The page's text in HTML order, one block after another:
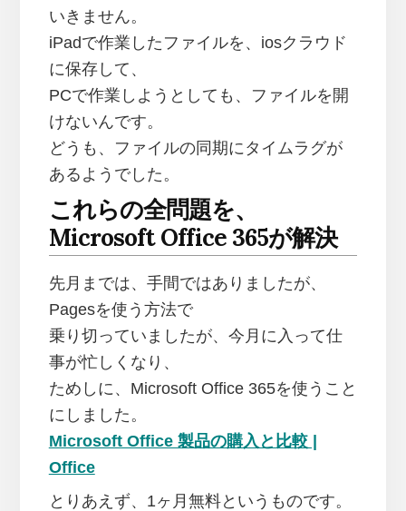
いきません。
iPadで作業したファイルを、iosクラウド
に保存して、
PCで作業しようとしても、ファイルを開
けないんです。
どうも、ファイルの同期にタイムラグが
あるようでした。
これらの全問題を、
Microsoft Office 365が解決
先月までは、手間ではありましたが、
Pagesを使う方法で
乗り切っていましたが、今月に入って仕
事が忙しくなり、
ためしに、Microsoft Office 365を使うこと
にしました。
Microsoft Office 製品の購入と比較 |
Office
とりあえず、1ヶ月無料というものです。